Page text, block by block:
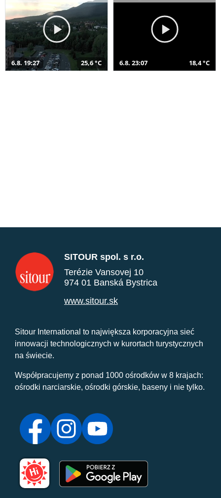
6.8. 19:27 25,6 °C 6.8. 23:07 18,4 °C
SITOUR spol. s r.o.
Terézie Vansovej 10
974 01 Banská Bystrica
www.sitour.sk
Sitour International to największa korporacyjna sieć
innowacji technologicznych w kurortach turystycznych
na świecie.
Współpracujemy z ponad 1000 ośrodków w 8 krajach:
ośrodki narciarskie, ośrodki górskie, baseny i nie tylko.